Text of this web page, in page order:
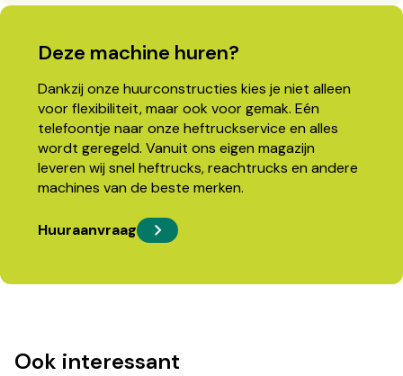
Deze machine huren?
Dankzij onze huurconstructies kies je niet alleen
voor flexibiliteit, maar ook voor gemak. Eén
telefoontje naar onze heftruckservice en alles
wordt geregeld. Vanuit ons eigen magazijn
leveren wij snel heftrucks, reachtrucks en andere
machines van de beste merken.
Huuraanvraag
Ook interessant